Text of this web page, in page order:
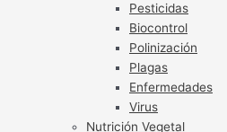
Pesticidas
Biocontrol
Polinización
Plagas
Enfermedades
Virus
Nutrición Vegetal